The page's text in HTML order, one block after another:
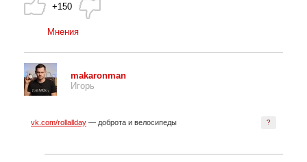
+150
Мнения
makaronman
Игорь
?
vk.com/rollallday — доброта и велосипеды